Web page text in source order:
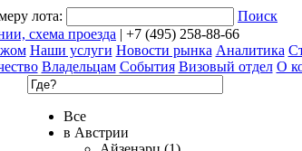
лота:
Поиск
схема проезда | +7 (495) 258-88-66
Наши услуги Новости рынка Аналитика
Владельцам События Визовый отдел О
Все
в Австрии